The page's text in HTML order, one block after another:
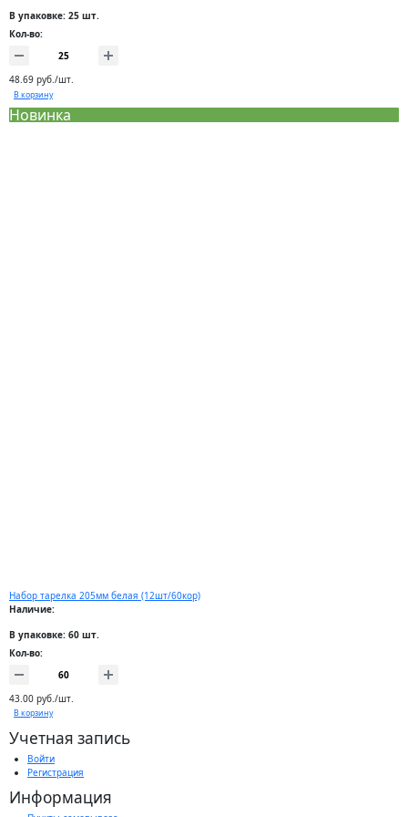
В упаковке: 25 шт.
Кол-во:
48.69 руб./шт.
В корзину
Новинка
Набор тарелка 205мм белая (12шт/60кор)
Наличие:
В упаковке: 60 шт.
Кол-во:
43.00 руб./шт.
В корзину
Учетная запись
Войти
Регистрация
Информация